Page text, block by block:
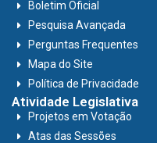
Boletim Oficial
Pesquisa Avançada
Perguntas Frequentes
Mapa do Site
Política de Privacidade
Atividade Legislativa
Projetos em Votação
Atas das Sessões